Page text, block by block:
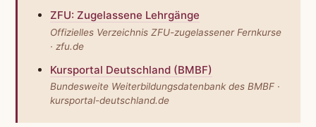
ZFU: Zugelassene Lehrgänge
Offizielles Verzeichnis ZFU-zugelassener Fernkurse
· zfu.de
Kursportal Deutschland (BMBF)
Bundesweite Weiter­bildungs­datenbank des BMBF ·
kursportal-deutschland.de